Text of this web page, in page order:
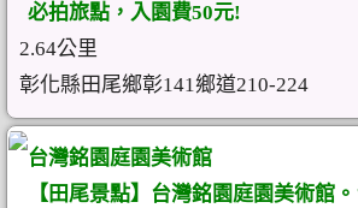
必拍旅點，入園費50元!
2.64公里
彰化縣田尾鄉彰141鄉道210-224
台灣銘園庭園美術館
【田尾景點】台灣銘園庭園美術館